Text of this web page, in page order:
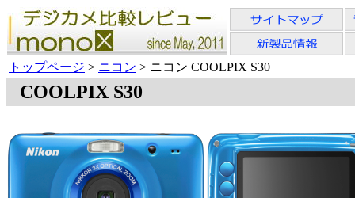
トップページ > ニコン > ニコン COOLPIX S30
COOLPIX S30